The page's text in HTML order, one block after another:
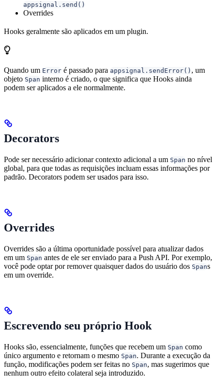
appsignal.send()
Overrides
Hooks geralmente são aplicados em um plugin.
Quando um Error é passado para appsignal.sendError() , um
objeto Span interno é criado, o que significa que Hooks ainda
podem ser aplicados a ele normalmente.
Decorators
Pode ser necessário adicionar contexto adicional a um Span no nível
global, para que todas as requisições incluam essas informações por
padrão. Decorators podem ser usados para isso.
Overrides
Overrides são a última oportunidade possível para atualizar dados
em um Span antes de ele ser enviado para a Push API. Por exemplo,
você pode optar por remover quaisquer dados do usuário dos Spans
em um override.
Escrevendo seu próprio Hook
Hooks são, essencialmente, funções que recebem um Span como
único argumento e retornam o mesmo Span. Durante a execução da
função, modificações podem ser feitas no Span, mas sugerimos que
nenhum outro efeito colateral seja introduzido.